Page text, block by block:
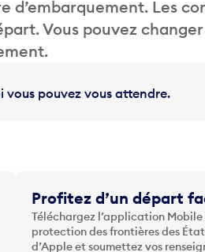
Les
Vous pouvez
vous pouvez vous attendre.
Profitez d’un départ
Téléchargez l’application
protection des frontières des
d’Apple et soumettez vos